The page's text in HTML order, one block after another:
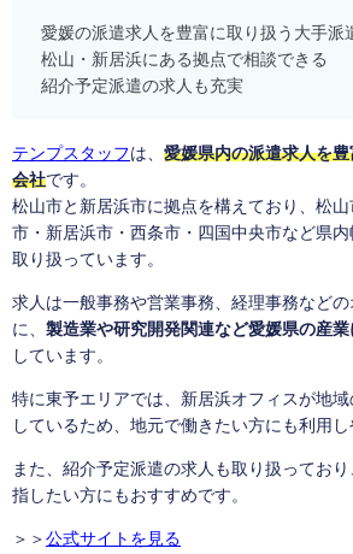
愛媛の派遣求人を豊富に取り扱う大手派
松山・新居浜にある拠点で相談できる
紹介予定派遣の求人も充実
テンプスタッフは、 愛媛県内の派遣求人を
会社です。
松山市と新居浜市に拠点を構えており、松
市・新居浜市・西条市・四国中央市など県
取り扱っています。
求人は一般事務や営業事務、経理事務など
に、 製造業や研究開発関連など愛媛県の産
しています。
特に東予エリアでは、新居浜オフィスが地
しているため、地元で働きたい方にも利用し
また、紹介予定派遣の求人も取り扱ってお
指したい方にもおすすめです。
＞＞ 公式サイトを見る